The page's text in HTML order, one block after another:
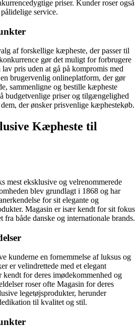
priser. Kunder roser også
service.
af forskellige kæpheste, der passer til
gør det muligt for forbrugere
pris uden at gå på kompromis med
brugervenlig onlineplatform, der gør
sammenligne og bestille kæpheste
budgetvenlige priser og tilgængelighed
der ønsker prisvenlige kæphestekøb.
Kæpheste til
mest eksklusive og velrenommerede
blev grundlagt i 1868 og har
for sit elegante og
Magasin er især kendt for sit fokus
både danske og internationale brands.
kunderne en fornemmelse af luksus og
er velindrettede med et elegant
kendt for deres imødekommenhed og
roser ofte Magasin for deres
legetøjsprodukter, herunder
til kvalitet og stil.